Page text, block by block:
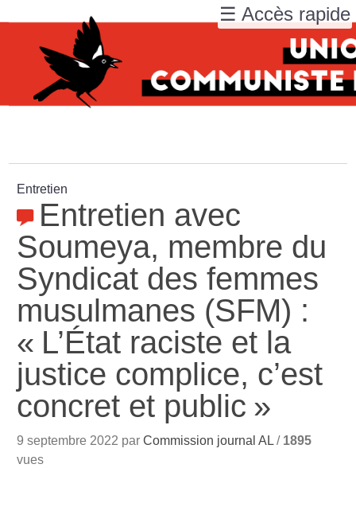
Entretien
Entretien avec
Soumeya, membre du
Syndicat des femmes
musulmanes (SFM) :
« L’État raciste et la
justice complice, c’est
concret et public »
9 septembre 2022 parCommission journal AL / 1895
vues
☰ Accès rapide